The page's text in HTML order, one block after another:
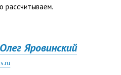
рассчитываем.
Олег Яровинский